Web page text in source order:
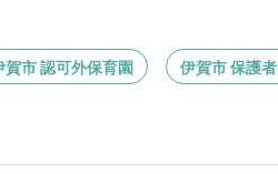
賀市 認可外保育園 伊賀市 保護